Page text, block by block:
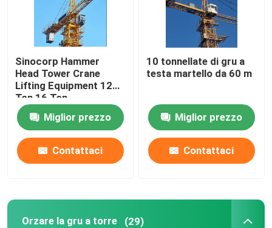
Sinocorp Hammer
Head Tower Crane
Lifting Equipment 12
Ton 16 Ton
Miglior prezzo
Contattaci
10 tonnellate di gru a
testa martello da 60 m
Miglior prezzo
Contattaci
Orzare la gru a torre (29)